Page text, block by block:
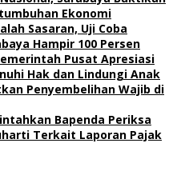
Ekonomi
Sasaran, Uji Coba
Hampir 100 Persen
Pusat Apresiasi
Hak dan Lindungi Anak
Penyembelihan Wajib di
Bapenda Periksa
Terkait Laporan Pajak